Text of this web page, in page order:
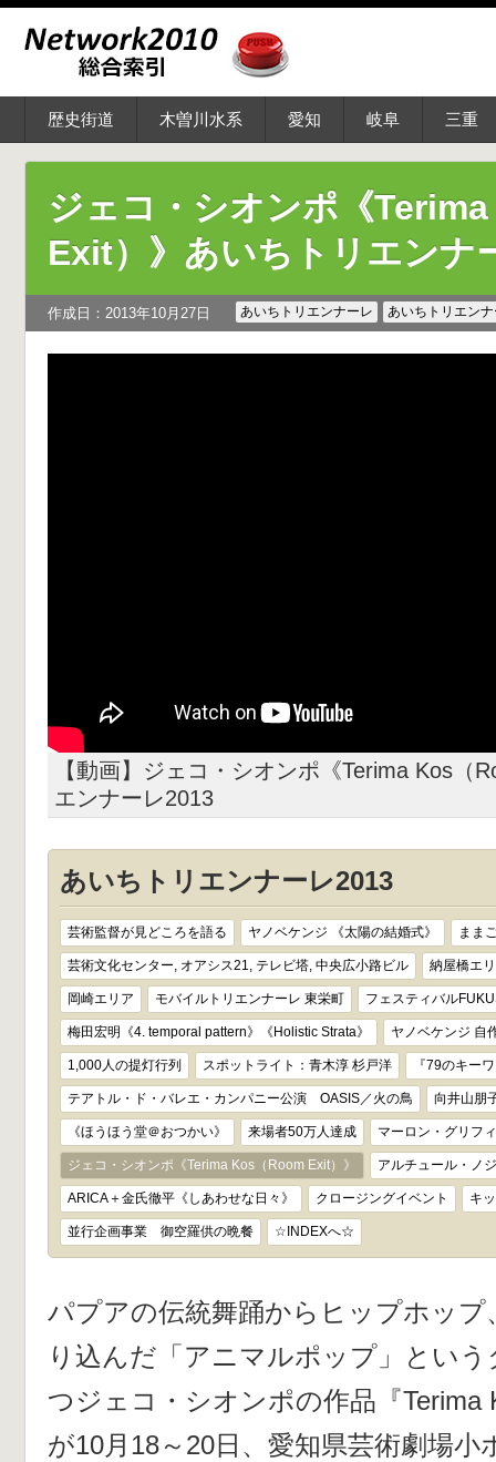
歴史街道 木曽川水系 愛知 岐阜 三重
ジェコ・シオンポ《
Exit）》あいちトリエンナ
作成日：2013年10月27日 あいちトリエンナーレ あいちトリエン
【動画】ジェコ・シオンポ《Terima Kos（
エンナーレ2013
あいちトリエンナーレ2013
芸術監督が見どころを語る ヤノベケンジ 《太陽の結婚式》 まま
芸術文化センター, オアシス21, テレビ塔, 中央広小路ビル 納屋橋エ
岡崎エリア モバイルトリエンナーレ 東栄町 フェスティバル
梅田宏明《4. temporal pattern》《Holistic Strata》 ヤノベケンジ 自
1,000人の提灯行列 スポットライト：青木淳 杉戸洋 『79のキー
テアトル・ド・バレエ・カンパニー公演 OASIS／火の鳥 向井山朋
《ほうほう堂＠おつかい》 来場者50万人達成 マーロン・グリフ
ジェコ・シオンポ《Terima Kos（Room Exit）》 アルチュール・ノ
ARICA＋金氏徹平《しあわせな日々》 クロージングイベント キ
並行企画事業 御空羅供の晩餐 ☆INDEXへ☆
パプアの伝統舞踊からヒップホップ
り込んだ「アニマルポップ」とい
つジェコ・シオンポの作品『Terima
が10月18～20日、愛知県芸術劇場